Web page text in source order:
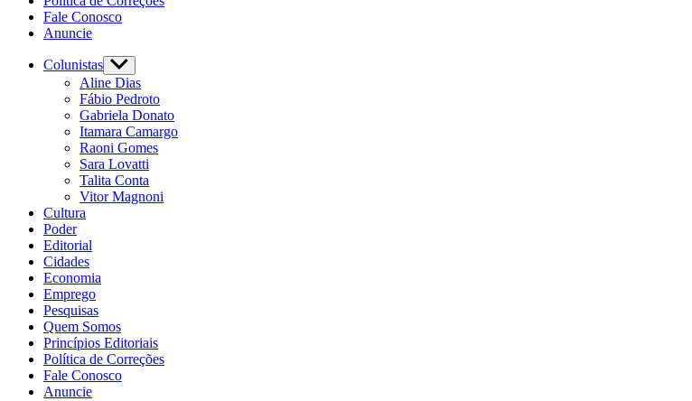
Fale Conosco
Anuncie
Colunistas Show
sub
menu
Aline Dias
Fábio Pedroto
Gabriela Donato
Itamara Camargo
Raoni Gomes
Sara Lovatti
Talita Conta
Vitor Magnoni
Cultura
Poder
Editorial
Cidades
Economia
Emprego
Pesquisas
Quem Somos
Princípios Editoriais
Política de Correções
Fale Conosco
Anuncie